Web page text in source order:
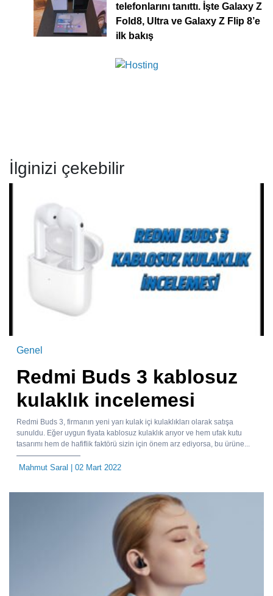
telefonlarını tanıttı. İşte Galaxy Z
Fold8, Ultra ve Galaxy Z Flip 8’e
ilk bakış
İlginizi çekebilir
Genel
Redmi Buds 3 kablosuz
kulaklık incelemesi
Redmi Buds 3, firmanın yeni yarı kulak içi kulaklıkları olarak satışa
sunuldu. Eğer uygun fiyata kablosuz kulaklık arıyor ve hem ufak kutu
tasarımı hem de hafiflik faktörü sizin için önem arz ediyorsa, bu ürüne...
Mahmut Saral | 02 Mart 2022